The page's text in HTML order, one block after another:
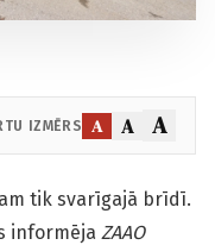
IZMĒRS A A A
tik svarīgajā brīdī.
informēja ZAAO